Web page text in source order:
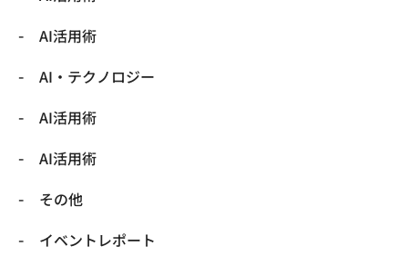
AI活用術
​AI・テクノロジー
​AI活用術
​AI活用術
​その他
​イベントレポート